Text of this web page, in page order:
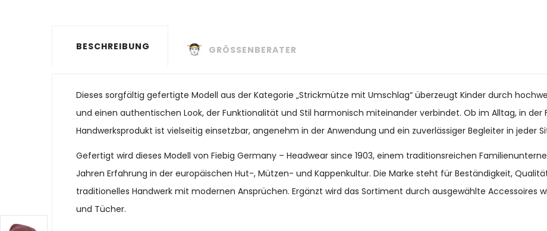
BESCHREIBUNG GRÖSSENBERATER
Dieses sorgfältig gefertigte Modell aus der Kategorie „Strickmütze mit Umschlag“ überzeugt Kinder durch
und einen authentischen Look, der Funktionalität und Stil harmonisch miteinander verbindet. Ob im Alltag, in der
Handwerksprodukt ist vielseitig einsetzbar, angenehm in der Anwendung und ein zuverlässiger Begleiter in jeder
Gefertigt wird dieses Modell von Fiebig Germany – Headwear since 1903, einem traditionsreichen
Jahren Erfahrung in der europäischen Hut-, Mützen- und Kappenkultur. Die Marke steht für Beständigkeit,
traditionelles Handwerk mit modernen Ansprüchen. Ergänzt wird das Sortiment durch ausgewählte Accessoires
und Tücher.